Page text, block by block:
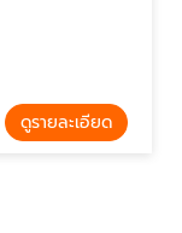
ดูรายละเอียด